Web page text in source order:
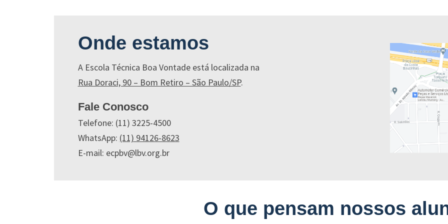
Onde estamos
A Escola Técnica Boa Vontade está localizada na
Rua Doraci, 90 – Bom Retiro – São Paulo/SP.
Fale Conosco
Telefone: (11) 3225-4500
WhatsApp: (11) 94126-8623
E-mail: ecpbv@lbv.org.br
O que pensam nossos